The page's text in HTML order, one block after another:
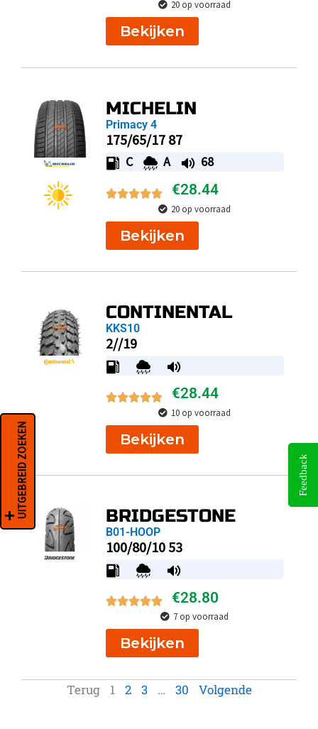
20 op voorraad
Bekijken
MICHELIN
Primacy 4
175/65/17 87
C A 68
€28.44
20 op voorraad
Bekijken
CONTINENTAL
KKS10
2//19
€28.44
10 op voorraad
Bekijken
BRIDGESTONE
B01-HOOP
100/80/10 53
€28.80
7 op voorraad
Bekijken
Terug 1 2 3 … 30 Volgende
UITGEBREID ZOEKEN Feedback